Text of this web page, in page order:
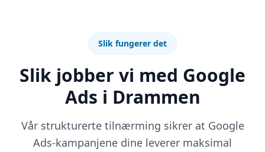
Slik fungerer det
Slik jobber vi med Google
Ads i Drammen
Vår strukturerte tilnærming sikrer at Google
Ads-kampanjene dine leverer maksimal